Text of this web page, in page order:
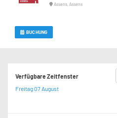
Assens, Assens
BUCHUNG
Verfügbare Zeitfenster
Freitag 07 August